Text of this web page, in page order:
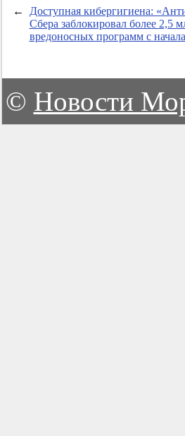
←
Доступная кибергигиена:
Сбера заблокировал более 2,5
вредоносных программ с
© Новости